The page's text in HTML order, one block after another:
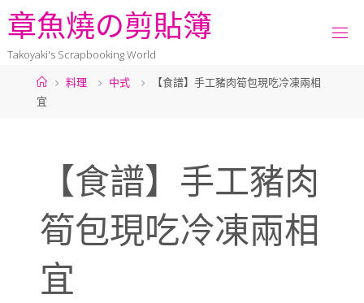
章魚燒の剪貼簿
Takoyaki's Scrapbooking World
料理
中式
【食譜】手工豬肉筍包現吃冷凍兩相
宜
【食譜】手工豬肉
筍包現吃冷凍兩相
宜